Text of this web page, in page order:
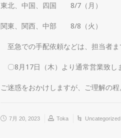
東北、中国、四国 8/7（月）
関東、関西、中部 8/8（火）
至急での手配依頼などは、担当者ま
〇8月17日（木）より通常営業致し
ご迷惑をおかけしますが、ご理解の
7月 20, 2023 Toka Uncategorized